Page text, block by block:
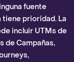
fuente
tiene prioridad. La
incluir UTMs de
de Campañas,